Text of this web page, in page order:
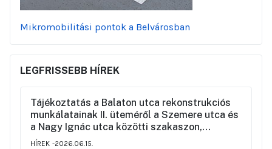
Mikromobilitási pontok a Belvárosban
LEGFRISSEBB HÍREK
Tájékoztatás a Balaton utca rekonstrukciós
munkálatainak II. üteméről a Szemere utca és
a Nagy Ignác utca közötti szakaszon,
valamint a környék ideiglenes forgalmi
HÍREK 2026.06.15.